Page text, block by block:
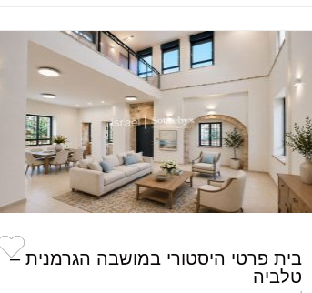
בית פרטי היסטורי במושבה הגרמנית –
טלביה